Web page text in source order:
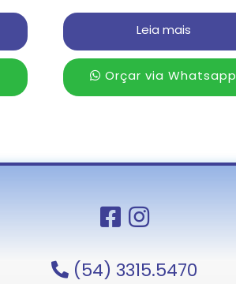
Leia mais
Orçar via Whatsapp
(54) 3315.5470